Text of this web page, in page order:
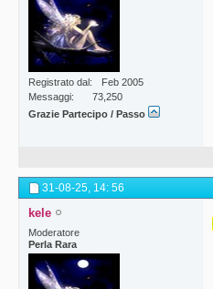
Registrato dal
Feb 2005
Messaggi
73,250
Grazie Partecipo / Passo
31-08-25, 14: 56
kele
Moderatore
Perla Rara